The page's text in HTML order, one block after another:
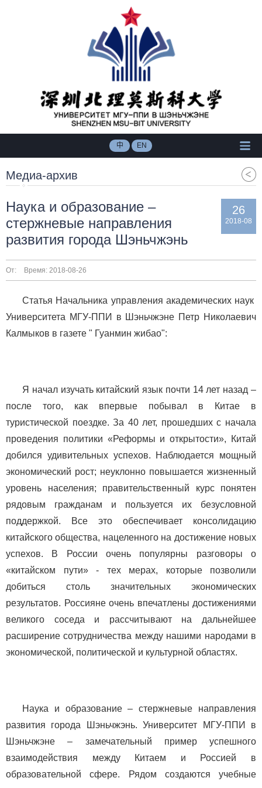
中 EN
Медиа-архив
Наука и образование –
стержневые направления
развития города Шэньчжэнь
26
2018-08
От: Время: 2018-08-26
Статья Начальника управления академических наук
Университета МГУ-ППИ в Шэньчжэне Петр Николаевич
Калмыков в газете " Гуанмин жибао":
Я начал изучать китайский язык почти 14 лет назад –
после того, как впервые побывал в Китае в
туристической поездке.За 40 лет, прошедших с начала
проведения политики «Реформы и открытости», Китай
добился удивительных успехов. Наблюдается мощный
экономический рост; неуклонно повышается жизненный
уровень населения; правительственный курс понятен
рядовым гражданам и пользуется их безусловной
поддержкой. Все это обеспечивает консолидацию
китайского общества, нацеленного на достижение новых
успехов. В России очень популярны разговоры о
«китайском пути» - тех мерах, которые позволили
добиться столь значительных экономических
результатов. Россияне очень впечатлены достижениями
великого соседа и рассчитывают на дальнейшее
расширение сотрудничества между нашими народами в
экономической, политической и культурной областях.
Наука и образование – стержневые направления
развития города Шэньчжэнь. Университет МГУ-ППИ в
Шэньчжэне – замечательный пример успешного
взаимодействия между Китаем и Россией в
образовательной сфере. Рядом создаются учебные